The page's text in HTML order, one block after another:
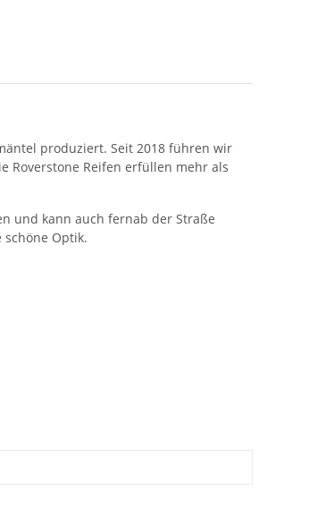
produziert. Seit 2018 führen wir
Roverstone Reifen erfüllen mehr als
und kann auch fernab der Straße
Optik.